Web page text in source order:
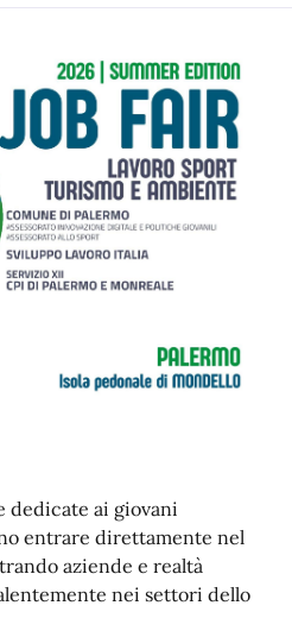
dedicate ai giovani
entrare direttamente nel
aziende e realtà
nei settori dello